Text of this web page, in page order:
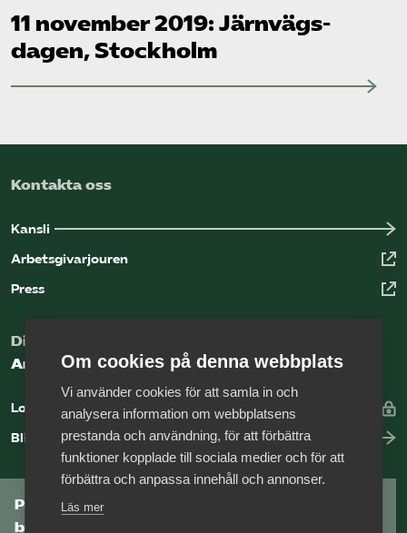
11 november 2019: Järnvägs­
dagen, Stockholm
Kontakta oss
Kansli
Arbetsgivarjouren
Press
Digital kunskapsbank för arbetsgivare
Arbetsgivarguiden
Logga in
Bli medlem
Prenumerera på Tågföretagens
branschnyhetsbrev
Om cookies på denna webbplats
Vi använder cookies för att samla in och
analysera information om webbplatsens
prestanda och användning, för att förbättra
funktioner kopplade till sociala medier och för att
förbättra och anpassa innehåll och annonser.
Läs mer